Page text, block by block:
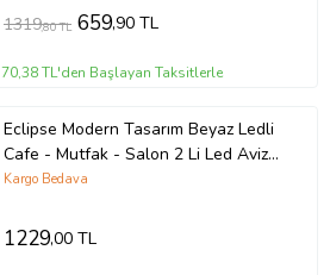
1319,80 TL 659,90 TL
70,38 TL'den Başlayan Taksitlerle
Eclipse Modern Tasarım Beyaz Ledli
Cafe - Mutfak - Salon 2 Li Led Avize
(Siyah)
Kargo Bedava
1229,00 TL